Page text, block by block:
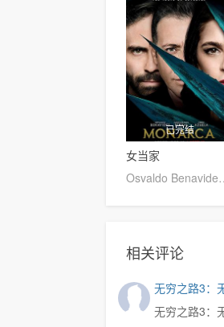
已完结
女当家
Osvaldo Benavides,Francisco Calvillo,Gilberto
相关评论
无穷之路3：
无穷之路3：